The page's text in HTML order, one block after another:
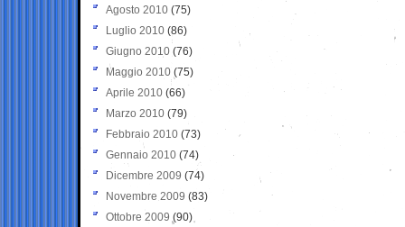
Agosto 2010 (75)
Luglio 2010 (86)
Giugno 2010 (76)
Maggio 2010 (75)
Aprile 2010 (66)
Marzo 2010 (79)
Febbraio 2010 (73)
Gennaio 2010 (74)
Dicembre 2009 (74)
Novembre 2009 (83)
Ottobre 2009 (90)